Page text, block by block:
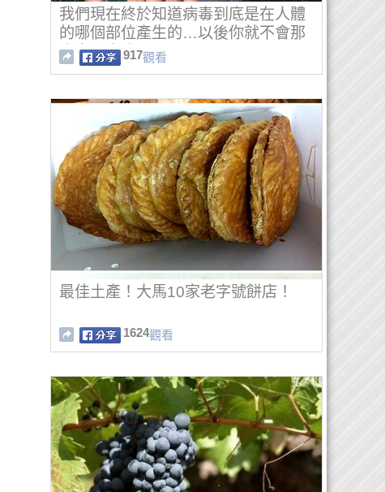
我們現在終於知道病毒到底是在人體
的哪個部位產生的…以後你就不會那
麼容易生病了！
917觀看
最佳土產！大馬10家老字號餅店！
1624觀看